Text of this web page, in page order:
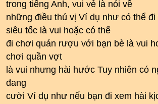
trong tiếng Anh, vui vẻ là nói về
những điều thú vị Ví dụ như có thể
siêu tốc là vui hoặc có thể
đi chơi quán rượu với bạn bè là vui
chơi quần vợt
là vui nhưng hài hước Tuy nhiên có
đang
cười Ví dụ như nếu bạn đi xem hài